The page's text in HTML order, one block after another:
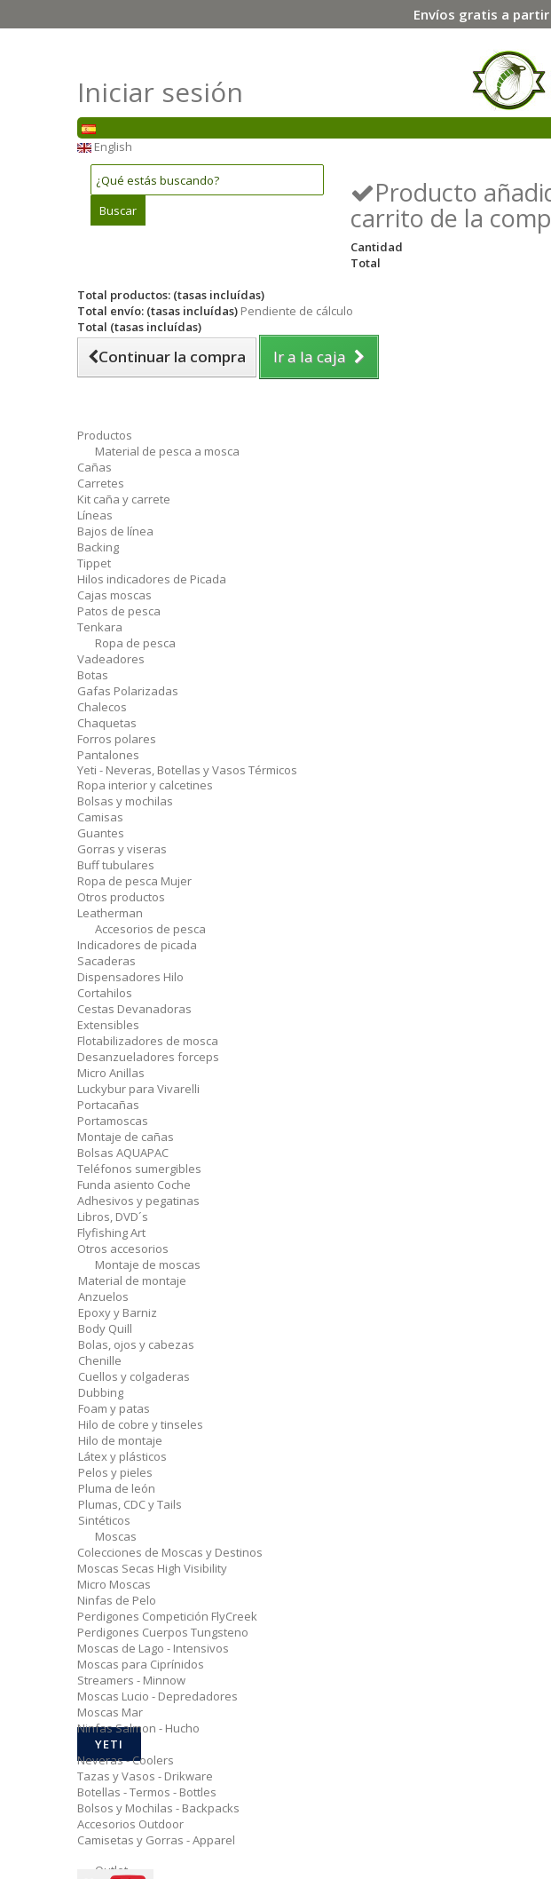
Envíos gratis a
Iniciar sesión
English
Buscar
Producto
carrito de la
Cantidad
Total
Total productos: (tasas incluídas)
Total envío: (tasas incluídas) Pendiente de cálculo
Total (tasas incluídas)
Continuar la compra Ir a la caja
Productos
Material de pesca a mosca
Cañas
Carretes
Kit caña y carrete
Líneas
Bajos de línea
Backing
Tippet
Hilos indicadores de Picada
Cajas moscas
Patos de pesca
Tenkara
Ropa de pesca
Vadeadores
Botas
Gafas Polarizadas
Chalecos
Chaquetas
Forros polares
Pantalones
Yeti - Neveras, Botellas y Vasos Térmicos
Ropa interior y calcetines
Bolsas y mochilas
Camisas
Guantes
Gorras y viseras
Buff tubulares
Ropa de pesca Mujer
Otros productos
Leatherman
Accesorios de pesca
Indicadores de picada
Sacaderas
Dispensadores Hilo
Cortahilos
Cestas Devanadoras
Extensibles
Flotabilizadores de mosca
Desanzueladores forceps
Micro Anillas
Luckybur para Vivarelli
Portacañas
Portamoscas
Montaje de cañas
Bolsas AQUAPAC
Teléfonos sumergibles
Funda asiento Coche
Adhesivos y pegatinas
Libros, DVD´s
Flyfishing Art
Otros accesorios
Montaje de moscas
Material de montaje
Anzuelos
Epoxy y Barniz
Body Quill
Bolas, ojos y cabezas
Chenille
Cuellos y colgaderas
Dubbing
Foam y patas
Hilo de cobre y tinseles
Hilo de montaje
Látex y plásticos
Pelos y pieles
Pluma de león
Plumas, CDC y Tails
Sintéticos
Moscas
Colecciones de Moscas y Destinos
Moscas Secas High Visibility
Micro Moscas
Ninfas de Pelo
Perdigones Competición FlyCreek
Perdigones Cuerpos Tungsteno
Moscas de Lago - Intensivos
Moscas para Ciprínidos
Streamers - Minnow
Moscas Lucio - Depredadores
Moscas Mar
Ninfas Salmon - Hucho
YETI
Neveras - Coolers
Tazas y Vasos - Drikware
Botellas - Termos - Bottles
Bolsos y Mochilas - Backpacks
Accesorios Outdoor
Camisetas y Gorras - Apparel
Outlet